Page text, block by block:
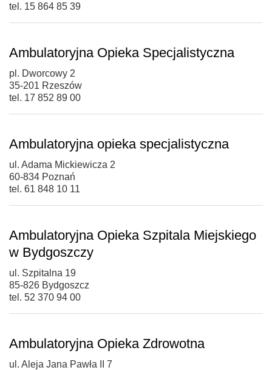
tel. 15 864 85 39
Ambulatoryjna Opieka Specjalistyczna
pl. Dworcowy 2
35-201 Rzeszów
tel. 17 852 89 00
Ambulatoryjna opieka specjalistyczna
ul. Adama Mickiewicza 2
60-834 Poznań
tel. 61 848 10 11
Ambulatoryjna Opieka Szpitala Miejskiego
w Bydgoszczy
ul. Szpitalna 19
85-826 Bydgoszcz
tel. 52 370 94 00
Ambulatoryjna Opieka Zdrowotna
ul. Aleja Jana Pawła II 7